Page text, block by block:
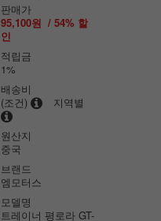
판매가
95,100원 / 54% 할
인
적립금
1%
배송비
(조건)
지역별
원산지
중국
브랜드
엠모터스
모델명
트레이너 평로라 GT-